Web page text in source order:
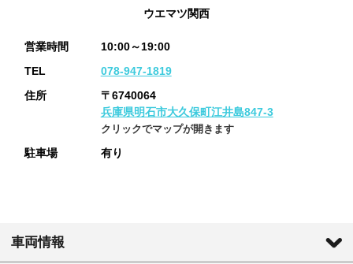
ウエマツ関西
営業時間
10:00～19:00
TEL
078-947-1819
住所
〒6740064
兵庫県明石市大久保町江井島847-3
クリックでマップが開きます
駐車場 有り
車両情報